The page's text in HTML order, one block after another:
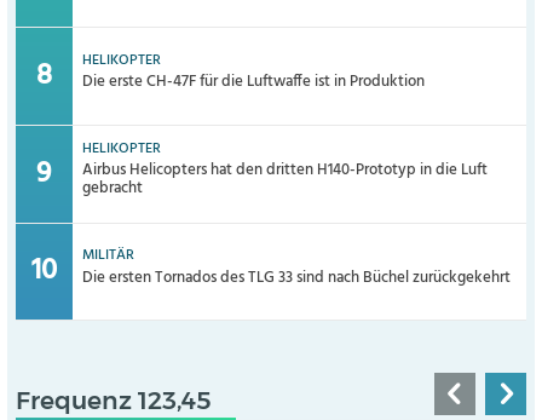
HELIKOPTER
Die erste CH-47F für die Luftwaffe ist in Produktion
HELIKOPTER
Airbus Helicopters hat den dritten H140-Prototyp in die Luft
gebracht
MILITÄR
Die ersten Tornados des TLG 33 sind nach Büchel zurückgekehrt
Frequenz 123,45